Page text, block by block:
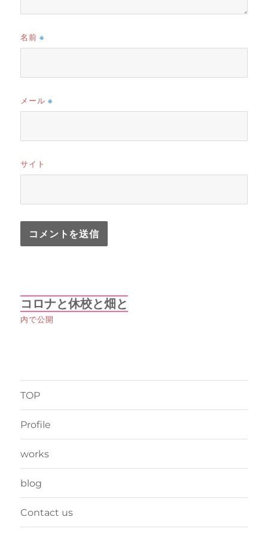
名前※
メール※
サイト
投
稿
ゲ
ー
シ
ョ
ン
コロナと休校と畑と
内で公開
TOP
Profile
works
blog
Contact us